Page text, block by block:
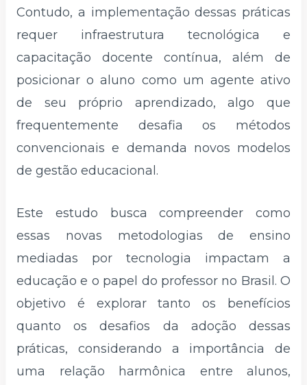
Contudo, a implementação dessas práticas
requer infraestrutura tecnológica e
capacitação docente contínua, além de
posicionar o aluno como um agente ativo
de seu próprio aprendizado, algo que
frequentemente desafia os métodos
convencionais e demanda novos modelos
de gestão educacional.
Este estudo busca compreender como
essas novas metodologias de ensino
mediadas por tecnologia impactam a
educação e o papel do professor no Brasil. O
objetivo é explorar tanto os benefícios
quanto os desafios da adoção dessas
práticas, considerando a importância de
uma relação harmônica entre alunos,